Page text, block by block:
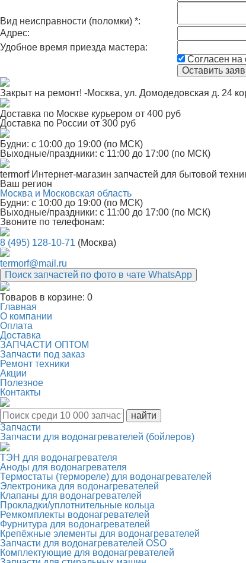
Вид неисправности (поломки) *:
Адрес:
Удобное время приезда мастера:
Согласен на
Закрыт на ремонт! -Москва, ул. Домодедовская д. 24
Доставка по Москве курьером от 400 руб
Доставка по России от 300 руб
Будни: с 10:00 до 19:00 (по МСК)
Выходные/праздники: с 11:00 до 17:00 (по МСК)
termorf Интернет-магазин запчастей для бытовой
Ваш регион
Москва и Московская область
Будни: с 10:00 до 19:00 (по МСК)
Выходные/праздники: с 11:00 до 17:00 (по МСК)
Звоните по телефонам:
8 (495) 128-10-71 (Москва)
termorf@mail.ru
Поиск запчастей по фото в чате WhatsApp
Товаров в корзине: 0
Главная
О компании
Оплата
Доставка
ЗАПЧАСТИ ОПТОМ
Запчасти под заказ
Ремонт техники
Акции
Полезное
Контакты
Запчасти
Запчасти для водонагревателей (бойлеров)
ТЭН для водонагревателя
Аноды для водонагревателя
Термостаты (термореле) для водонагревателей
Электроника для водонагревателей
Клапаны для водонагревателей
Прокладки/уплотнительные кольца
Ремкомплекты водонагревателей
Фурнитура для водонагревателей
Крепёжные элементы для водонагревателей
Запчасти для водонагревателей OSO
Комплектующие для водонагревателей